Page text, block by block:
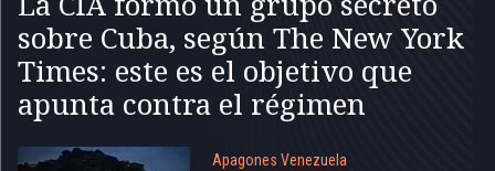
sobre Cuba, según The New York
Times: este es el objetivo que
apunta contra el régimen
Apagones Venezuela